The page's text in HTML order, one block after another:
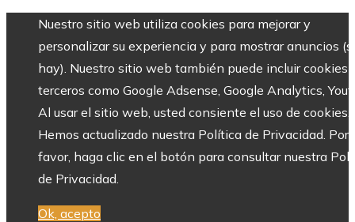
Nuestro sitio web utiliza cookies para mejorar y
personalizar su experiencia y para mostrar anuncios
hay). Nuestro sitio web también puede incluir cookies
terceros como Google Adsense, Google Analytics,
Al usar el sitio web, usted consiente el uso de cookies.
Hemos actualizado nuestra Política de Privacidad. Por
favor, haga clic en el botón para consultar nuestra
de Privacidad.
Ok, acepto